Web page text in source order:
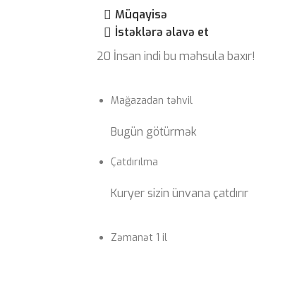
Müqayisə
İstəklərə əlavə et
20 İnsan indi bu məhsula baxır!
Mağazadan təhvil
Bugün götürmək
Çatdırılma
Kuryer sizin ünvana çatdırır
Zəmanət 1 il